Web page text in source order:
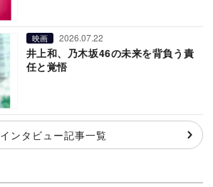
映画 2026.07.22
井上和、乃木坂46の未来を背負う責
任と覚悟
インタビュー記事一覧